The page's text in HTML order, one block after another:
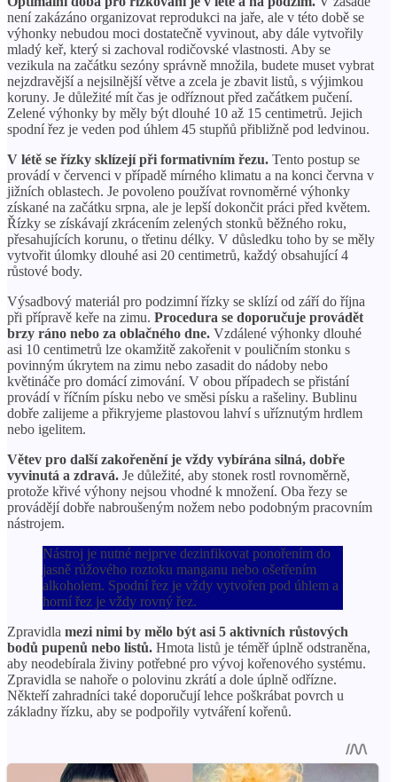
není zakázáno organizovat reprodukci na jaře, ale v této době se
výhonky nebudou moci dostatečně vyvinout, aby dále vytvořily
mladý keř, který si zachoval rodičovské vlastnosti. Aby se
vezikula na začátku sezóny správně množila, budete muset vybrat
nejzdravější a nejsilnější větve a zcela je zbavit listů, s výjimkou
koruny. Je důležité mít čas je odříznout před začátkem pučení.
Zelené výhonky by měly být dlouhé 10 až 15 centimetrů. Jejich
spodní řez je veden pod úhlem 45 stupňů přibližně pod ledvinou.
V létě se řízky sklízejí při formativním řezu. Tento postup se
provádí v červenci v případě mírného klimatu a na konci června v
jižních oblastech. Je povoleno používat rovnoměrné výhonky
získané na začátku srpna, ale je lepší dokončit práci před květem.
Řízky se získávají zkrácením zelených stonků běžného roku,
přesahujících korunu, o třetinu délky. V důsledku toho by se měly
vytvořit úlomky dlouhé asi 20 centimetrů, každý obsahující 4
růstové body.
Výsadbový materiál pro podzimní řízky se sklízí od září do října
při přípravě keře na zimu. Procedura se doporučuje provádět
brzy ráno nebo za oblačného dne. Vzdálené výhonky dlouhé
asi 10 centimetrů lze okamžitě zakořenit v pouličním stonku s
povinným úkrytem na zimu nebo zasadit do nádoby nebo
květináče pro domácí zimování. V obou případech se přistání
provádí v říčním písku nebo ve směsi písku a rašeliny. Bublinu
dobře zalijeme a přikryjeme plastovou lahví s uříznutým hrdlem
nebo igelitem.
Větev pro další zakořenění je vždy vybírána silná, dobře
vyvinutá a zdravá. Je důležité, aby stonek rostl rovnoměrně,
protože křivé výhony nejsou vhodné k množení. Oba řezy se
provádějí dobře nabroušeným nožem nebo podobným pracovním
nástrojem.
Nástroj je nutné nejprve dezinfikovat ponořením do
jasně růžového roztoku manganu nebo ošetřením
alkoholem. Spodní řez je vždy vytvořen pod úhlem a
horní řez je vždy rovný řez.
Zpravidla mezi nimi by mělo být asi 5 aktivních růstových
bodů pupenů nebo listů. Hmota listů je téměř úplně odstraněna,
aby neodebírala živiny potřebné pro vývoj kořenového systému.
Zpravidla se nahoře o polovinu zkrátí a dole úplně odřízne.
Někteří zahradníci také doporučují lehce poškrábat povrch u
základny řízku, aby se podpořily vytváření kořenů.